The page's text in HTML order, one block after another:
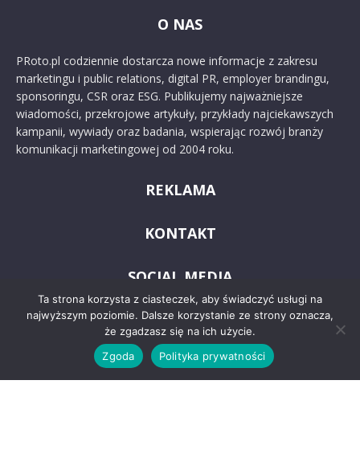
O NAS
PRoto.pl codziennie dostarcza nowe informacje z zakresu
marketingu i public relations, digital PR, employer brandingu,
sponsoringu, CSR oraz ESG. Publikujemy najważniejsze
wiadomości, przekrojowe artykuły, przykłady najciekawszych
kampanii, wywiady oraz badania, wspierając rozwój branży
komunikacji marketingowej od 2004 roku.
REKLAMA
KONTAKT
SOCIAL MEDIA
Ta strona korzysta z ciasteczek, aby świadczyć usługi na
najwyższym poziomie. Dalsze korzystanie ze strony oznacza,
że zgadzasz się na ich użycie.
Zgoda
Polityka prywatności